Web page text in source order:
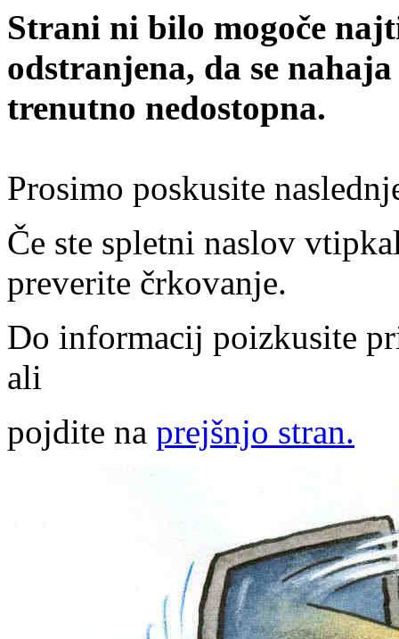
Strani ni bilo mogoče
odstranjena, da se
trenutno nedostopna.
Prosimo poskusite
Če ste spletni naslov
preverite črkovanje.
Do informacij poizkusite
ali
pojdite na prejšnjo stran.